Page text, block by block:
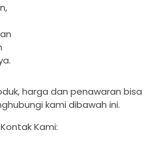
harga dan penawaran bisa
kami dibawah ini.
Kontak Kami: